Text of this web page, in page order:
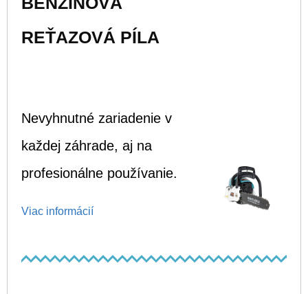
REŤAZOVÁ PÍLA
Nevyhnutné zariadenie v
každej záhrade, aj na
profesionálne používanie.
Viac informácií